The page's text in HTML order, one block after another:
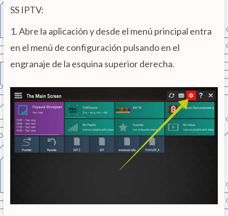
SS IPTV:
1. Abre la aplicación y desde el menú principal entra
en el menú de configuración pulsando en el
engranaje de la esquina superior derecha.